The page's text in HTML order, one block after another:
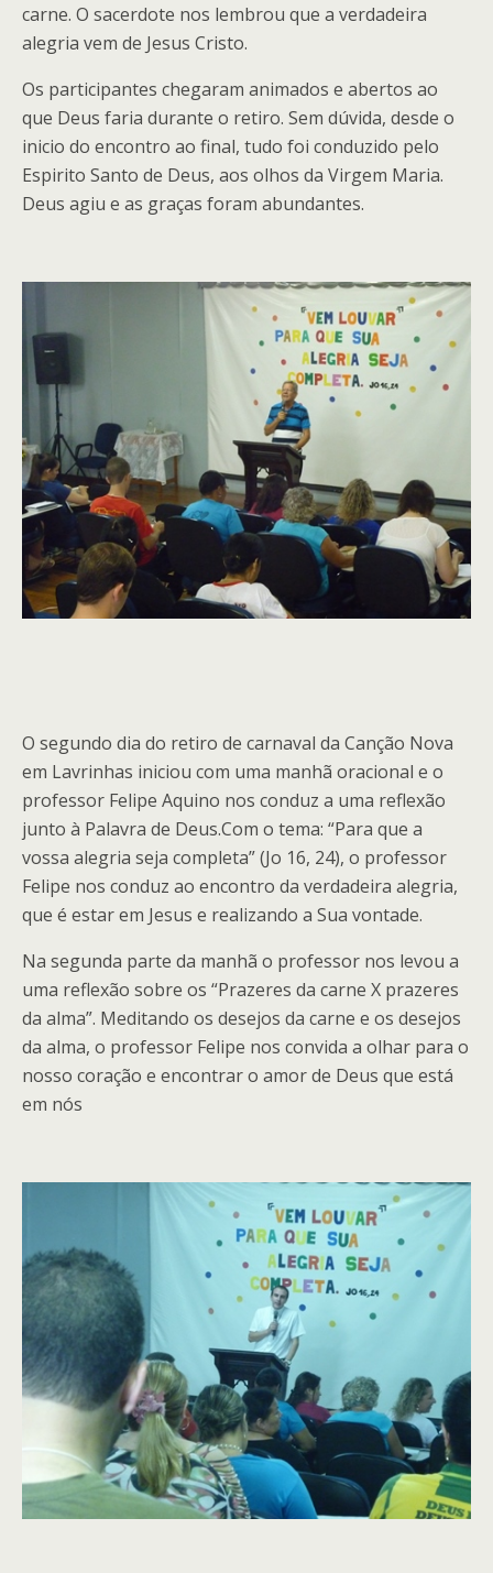
carne. O sacerdote nos lembrou que a verdadeira
alegria vem de Jesus Cristo.
Os participantes chegaram animados e abertos ao
que Deus faria durante o retiro. Sem dúvida, desde o
inicio do encontro ao final, tudo foi conduzido pelo
Espirito Santo de Deus, aos olhos da Virgem Maria.
Deus agiu e as graças foram abundantes.
O segundo dia do retiro de carnaval da Canção Nova
em Lavrinhas iniciou com uma manhã oracional e o
professor Felipe Aquino nos conduz a uma reflexão
junto à Palavra de Deus.Com o tema: “Para que a
vossa alegria seja completa” (Jo 16, 24), o professor
Felipe nos conduz ao encontro da verdadeira alegria,
que é estar em Jesus e realizando a Sua vontade.
Na segunda parte da manhã o professor nos levou a
uma reflexão sobre os “Prazeres da carne X prazeres
da alma”. Meditando os desejos da carne e os desejos
da alma, o professor Felipe nos convida a olhar para o
nosso coração e encontrar o amor de Deus que está
em nós